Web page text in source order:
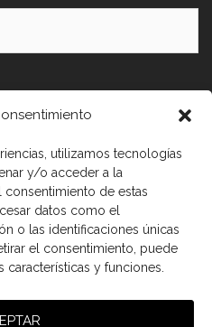
utilizamos tecnologías
y/o acceder a la
de estas
datos como el
o las identificaciones únicas
el consentimiento, puede
características y funciones.
y condiciones